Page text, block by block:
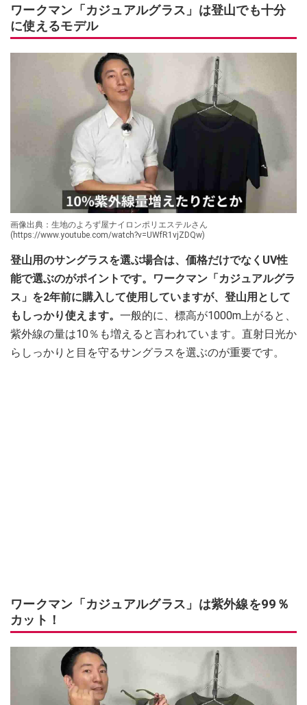
ワークマン「カジュアルグラス」は登山でも十分
に使えるモデル
画像出典：生地のよろず屋ナイロンポリエステルさん
(https://www.youtube.com/watch?v=UWfR1vjZDQw)
登山用のサングラスを選ぶ場合は、価格だけでなくUV性
能で選ぶのがポイントです。ワークマン「カジュアルグラ
ス」を2年前に購入して使用していますが、登山用として
もしっかり使えます。 一般的に、標高が1000m上がると、
紫外線の量は10％も増えると言われています。直射日光か
らしっかりと目を守るサングラスを選ぶのが重要です。
ワークマン「カジュアルグラス」は紫外線を99％
カット！